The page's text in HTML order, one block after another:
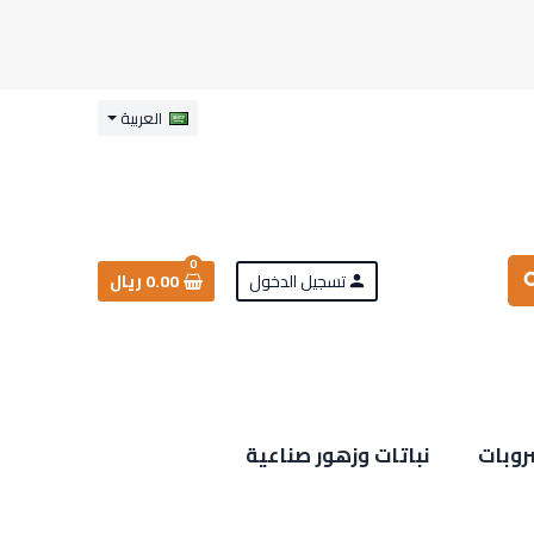
العربية
person تسجيل الدخول
0
0.00 ريال
نباتات وزهور صناعية